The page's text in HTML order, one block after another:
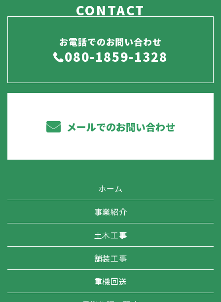
CONTACT
お電話でのお問い合わせ
080-1859-1328
メールでのお問い合わせ
ホーム
事業紹介
土木工事
舗装工事
重機回送